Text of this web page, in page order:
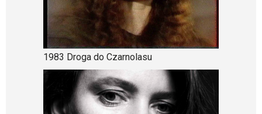
1983 Droga do Czarnolasu